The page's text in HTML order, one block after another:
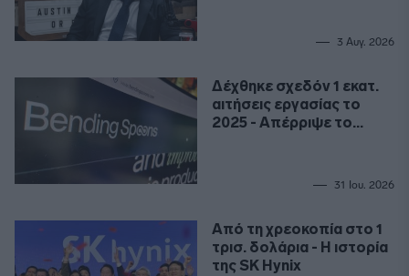
3 Αυγ. 2026
Δέχθηκε σχεδόν 1 εκατ.
αιτήσεις εργασίας το
2025 - Απέρριψε το
31 Ιου. 2026
Από τη χρεοκοπία στο 1
τρισ. δολάρια - Η ιστορία
της SK Hynix